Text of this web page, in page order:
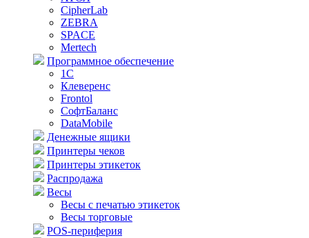
CipherLab
ZEBRA
SPACE
Mertech
Программное обеспечение
1С
Клеверенс
Frontol
СофтБаланс
DataMobile
Денежные ящики
Принтеры чеков
Принтеры этикеток
Распродажа
Весы
Весы с печатью этикеток
Весы торговые
POS-периферия